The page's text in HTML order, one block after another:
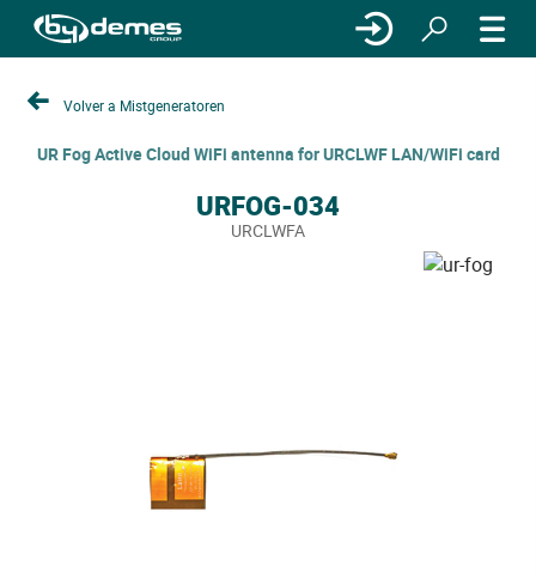
Volver a Mistgeneratoren
UR Fog Active Cloud WiFi antenna for URCLWF LAN/WiFi card
URFOG-034
URCLWFA